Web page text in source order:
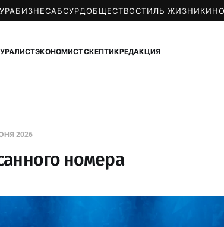
БИЗНЕСАБСУРДОБЩЕСТВОСТИЛЬ ЖИЗНИКИНО
ЭКОНОМИСТСКЕПТИКРЕДАКЦИЯ
2026
номера